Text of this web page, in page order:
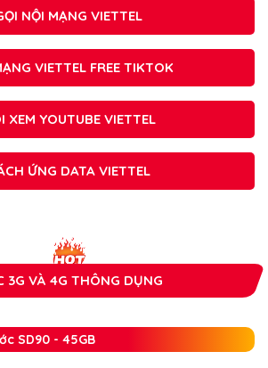
NỘI MẠNG VIETTEL
VIETTEL FREE TIKTOK
XEM YOUTUBE VIETTEL
ỨNG DATA VIETTEL
3G VÀ 4G THÔNG DỤNG
SD90 - 45GB